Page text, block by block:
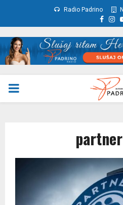
Radio Padrino
PRIMARY